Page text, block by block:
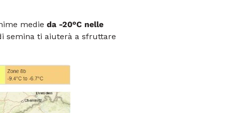
medie da -20°C nelle
semina ti aiuterà a sfruttare